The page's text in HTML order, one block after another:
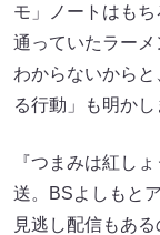
モ」ノートはも
通っていたラー
わからないから
る行動」も明かし
『つまみは紅し
送。BSよしもと
見逃し配信もあ